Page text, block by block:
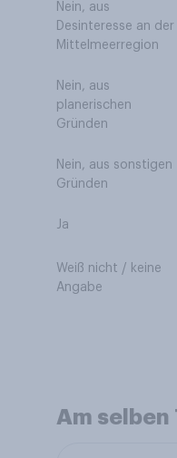
Nein, aus
Desinteresse an der
Mittelmeerregion
Nein, aus
planerischen
Gründen
Nein, aus sonstigen
Gründen
Ja
Weiß nicht / keine
Angabe
Am